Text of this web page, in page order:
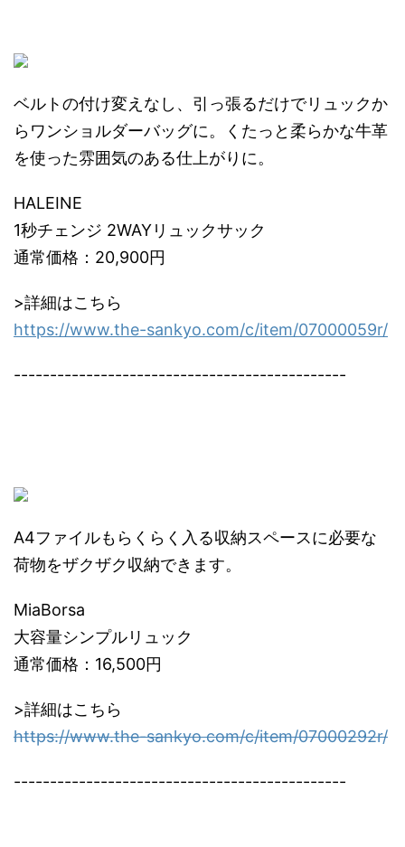
ベルトの付け変えなし、引っ張るだけでリュックか
らワンショルダーバッグに。くたっと柔らかな牛革
を使った雰囲気のある仕上がりに。
HALEINE
1秒チェンジ 2WAYリュックサック
通常価格：20,900円
>詳細はこちら
https://www.the-sankyo.com/c/item/07000059r/
----------------------------------------------
A4ファイルもらくらく入る収納スペースに必要な
荷物をザクザク収納できます。
MiaBorsa
大容量シンプルリュック
通常価格：16,500円
>詳細はこちら
https://www.the-sankyo.com/c/item/07000292r/
----------------------------------------------